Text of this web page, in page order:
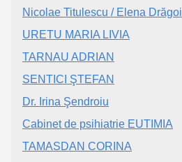
Nicolae Titulescu / Elena Drăgoi
URETU MARIA LIVIA
TARNAU ADRIAN
SENTICI ŞTEFAN
Dr. Irina Şendroiu
Cabinet de psihiatrie EUTIMIA
TAMASDAN CORINA